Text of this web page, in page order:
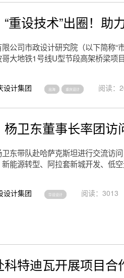
重设技术”出圈！助
公司市政设计研究院（以下简称“
大地铁1号线U型节段高架桥梁项
设计集团 出海 重庆设计 阅读：
卫东董事长率团访
东带队赴哈萨克斯坦进行交流访
能源转型、阿拉套新城开发、低
设计集团 华设设计 阅读：3013
科特迪瓦开展项目合